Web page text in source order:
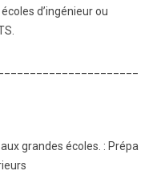
d’ingénieur ou
grandes écoles. : Prépa